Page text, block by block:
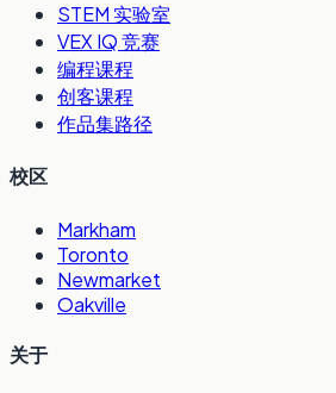
STEM 实验室
VEX IQ 竞赛
编程课程
创客课程
作品集路径
校区
Markham
Toronto
Newmarket
Oakville
关于